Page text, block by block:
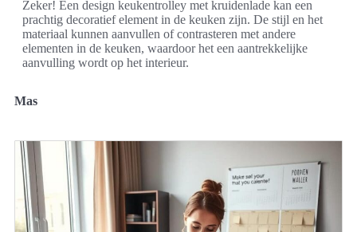
Zeker! Een design keukentrolley met kruidenlade kan een
prachtig decoratief element in de keuken zijn. De stijl en het
materiaal kunnen aanvullen of contrasteren met andere
elementen in de keuken, waardoor het een aantrekkelijke
aanvulling wordt op het interieur.
Mas